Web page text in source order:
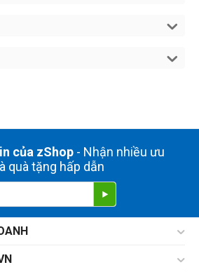
của zShop- Nhận nhiều ưu
quà tặng hấp dẫn